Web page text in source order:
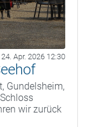
24. Apr. 2026 12:30
Gundelsheim,
wir zurück